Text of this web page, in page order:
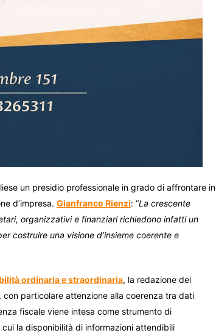
un presidio professionale in grado di affrontare in
d’impresa. Gianfranco Rienzi: “La crescente
organizzativi e finanziari richiedono infatti un
costruire una visione d’insieme coerente e
ordinaria e straordinaria, la redazione dei
particolare attenzione alla coerenza tra dati
fiscale viene intesa come strumento di
la disponibilità di informazioni attendibili